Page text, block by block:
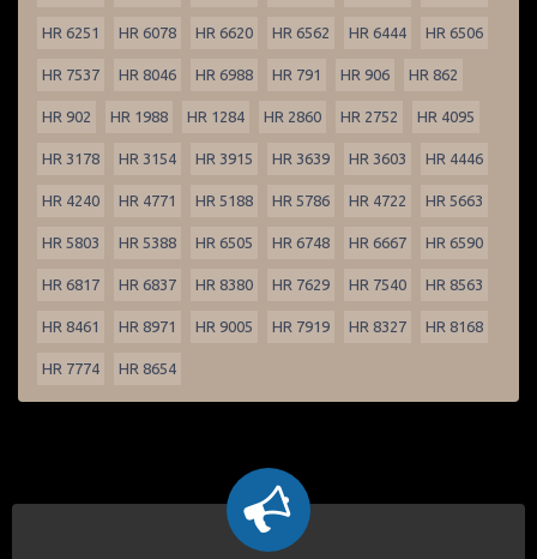
HR 6251 HR 6078 HR 6620 HR 6562 HR 6444 HR 6506
HR 7537 HR 8046 HR 6988 HR 791 HR 906 HR 862
HR 902 HR 1988 HR 1284 HR 2860 HR 2752 HR 4095
HR 3178 HR 3154 HR 3915 HR 3639 HR 3603 HR 4446
HR 4240 HR 4771 HR 5188 HR 5786 HR 4722 HR 5663
HR 5803 HR 5388 HR 6505 HR 6748 HR 6667 HR 6590
HR 6817 HR 6837 HR 8380 HR 7629 HR 7540 HR 8563
HR 8461 HR 8971 HR 9005 HR 7919 HR 8327 HR 8168
HR 7774 HR 8654